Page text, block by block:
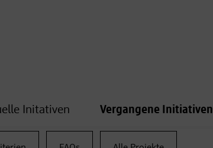
Initativen Vergangene Initiativen